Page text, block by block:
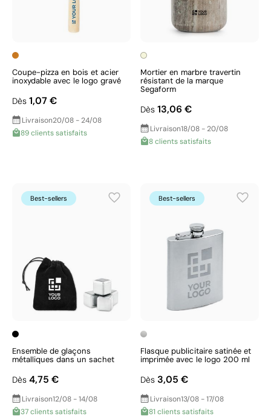
Coupe-pizza en bois et acier
inoxydable avec le logo gravé
Dès 1,07 €
Livraison20/08 - 24/08
89 clients satisfaits
Mortier en marbre travertin
résistant de la marque
Segaform
Dès 13,06 €
Livraison18/08 - 20/08
8 clients satisfaits
Best-sellers
Ensemble de glaçons
métalliques dans un sachet
Dès 4,75 €
Livraison12/08 - 14/08
37 clients satisfaits
Best-sellers
Flasque publicitaire satinée et
imprimée avec le logo 200 ml
Dès 3,05 €
Livraison13/08 - 17/08
81 clients satisfaits